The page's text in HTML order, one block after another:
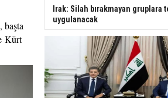
başta
Kürt
Irak: Silah bırakmayan gruplara
uygulanacak